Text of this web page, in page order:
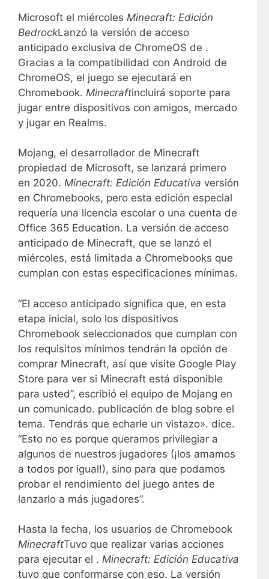
Microsoft el miércoles Minecraft: Edición
BedrockLanzó la versión de acceso
anticipado exclusiva de ChromeOS de .
Gracias a la compatibilidad con Android de
ChromeOS, el juego se ejecutará en
Chromebook. Minecraftincluirá soporte para
jugar entre dispositivos con amigos, mercado
y jugar en Realms.
Mojang, el desarrollador de Minecraft
propiedad de Microsoft, se lanzará primero
en 2020. Minecraft: Edición Educativa versión
en Chromebooks, pero esta edición especial
requería una licencia escolar o una cuenta de
Office 365 Education. La versión de acceso
anticipado de Minecraft, que se lanzó el
miércoles, está limitada a Chromebooks que
cumplan con estas especificaciones mínimas.
“El acceso anticipado significa que, en esta
etapa inicial, solo los dispositivos
Chromebook seleccionados que cumplan con
los requisitos mínimos tendrán la opción de
comprar Minecraft, así que visite Google Play
Store para ver si Minecraft está disponible
para usted”, escribió el equipo de Mojang en
un comunicado. publicación de blog sobre el
tema. Tendrás que echarle un vistazo». dice.
“Esto no es porque queramos privilegiar a
algunos de nuestros jugadores (¡los amamos
a todos por igual!), sino para que podamos
probar el rendimiento del juego antes de
lanzarlo a más jugadores”.
Hasta la fecha, los usuarios de Chromebook
MinecraftTuvo que realizar varias acciones
para ejecutar el . Minecraft: Edición Educativa
tuvo que conformarse con eso. La versión